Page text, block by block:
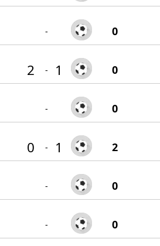
- 0
2 - 1 0
- 0
0 - 1 2
- 0
- 0